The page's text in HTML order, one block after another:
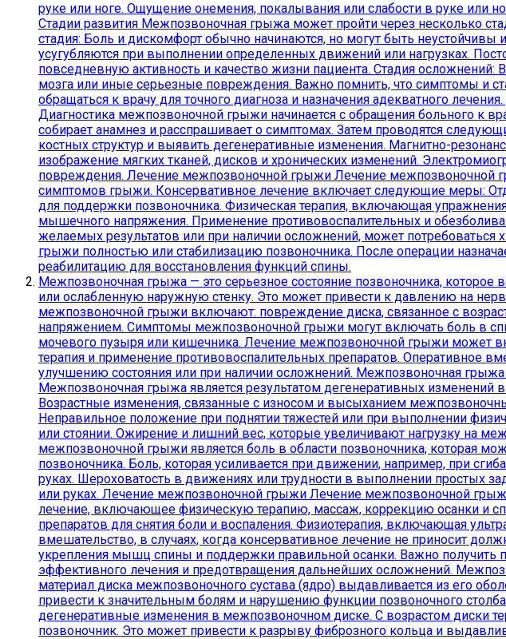
руке или ноге. Ощущение онемения, покалывания или слабости в руке или
Стадии развития Межпозвоночная грыжа может пройти через несколько
стадия: Боль и дискомфорт обычно начинаются, но могут быть
усугубляются при выполнении определенных движений или нагрузках.
повседневную активность и качество жизни пациента. Стадия
мозга или иные серьезные повреждения. Важно помнить, что симптомы и
обращаться к врачу для точного диагноза и назначения адекватного
Диагностика межпозвоночной грыжи начинается с обращения больного к
собирает анамнез и расспрашивает о симптомах. Затем проводятся
костных структур и выявить дегенеративные изменения. Магнитно-
изображение мягких тканей, дисков и хронических изменений.
повреждения. Лечение межпозвоночной грыжи Лечение межпозвоночной
симптомов грыжи. Консервативное лечение включает следующие меры:
для поддержки позвоночника. Физическая терапия, включающая
мышечного напряжения. Применение противовоспалительных и
желаемых результатов или при наличии осложнений, может
грыжи полностью или стабилизацию позвоночника. После операции
реабилитацию для восстановления функций спины.
Межпозвоночная грыжа — это серьезное состояние позвоночника,
или ослабленную наружную стенку. Это может привести к давлению на
межпозвоночной грыжи включают: повреждение диска, связанное с
напряжением. Симптомы межпозвоночной грыжи могут включать боль в
мочевого пузыря или кишечника. Лечение межпозвоночной грыжи может
терапия и применение противовоспалительных препаратов. Оперативное
улучшению состояния или при наличии осложнений. Межпозвоночная
Межпозвоночная грыжа является результатом дегенеративных
Возрастные изменения, связанные с износом и высыханием
Неправильное положение при поднятии тяжестей или при выполнении
или стоянии. Ожирение и лишний вес, которые увеличивают нагрузку
межпозвоночной грыжи является боль в области позвоночника, которая
позвоночника. Боль, которая усиливается при движении, например, при
руках. Шероховатость в движениях или трудности в выполнении простых
или руках. Лечение межпозвоночной грыжи Лечение межпозвоночной
лечение, включающее физическую терапию, массаж, коррекцию осанки и
препаратов для снятия боли и воспаления. Физиотерапия, включающая
вмешательство, в случаях, когда консервативное лечение не приносит
укрепления мышц спины и поддержки правильной осанки. Важно получить
эффективного лечения и предотвращения дальнейших осложнений.
материал диска межпозвоночного сустава (ядро) выдавливается из его
привести к значительным болям и нарушению функции позвоночного
дегенеративные изменения в межпозвоночном диске. С возрастом диски
позвоночник. Это может привести к разрыву фиброзного кольца и